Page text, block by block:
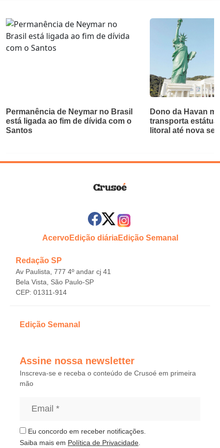
Permanência de Neymar no Brasil
está ligada ao fim de dívida com o
Santos
Dono da Havan
transporta
litoral até nova
AcervoEdição diáriaEdição Semanal
Redação SP
Av Paulista, 777 4º andar cj 41
Bela Vista, São Paulo-SP
CEP: 01311-914
Edição Semanal
Assine nossa newsletter
Inscreva-se e receba o conteúdo de Crusoé em primeira
mão
Eu concordo em receber notificações.
Saiba mais em Política de Privacidade